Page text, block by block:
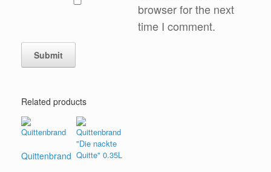
browser for the next
time I comment.
Related products
Quittenbrand